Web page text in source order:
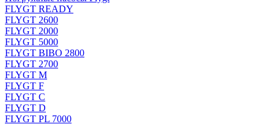
FLYGT READY
FLYGT 2600
FLYGT 2000
FLYGT 5000
FLYGT BIBO 2800
FLYGT 2700
FLYGT M
FLYGT F
FLYGT C
FLYGT D
FLYGT PL 7000